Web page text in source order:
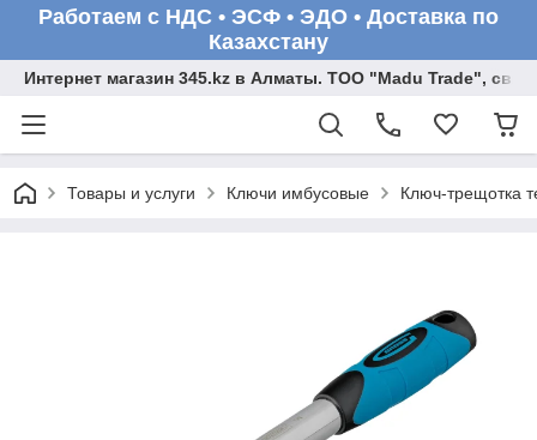
Работаем с НДС • ЭСФ • ЭДО • Доставка по
Казахстану
Интернет магазин 345.kz в Алматы. ТОО "Madu Trade",
Товары и услуги Ключи имбусовые Ключ-трещотка